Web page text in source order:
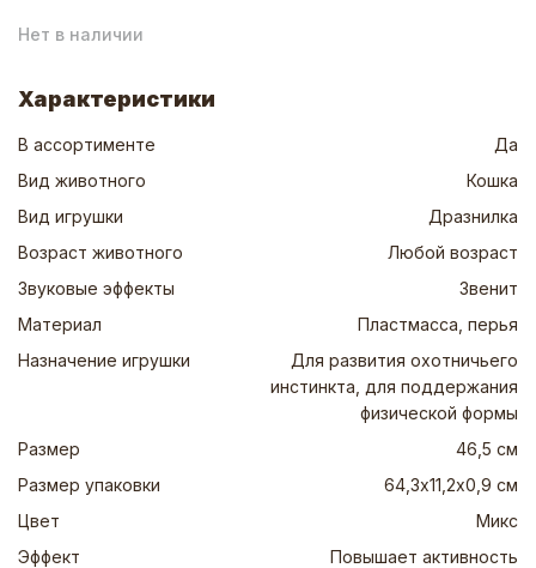
Нет в наличии
Характеристики
В ассортименте
Да
Вид животного
Кошка
Вид игрушки
Дразнилка
Возраст животного
Любой возраст
Звуковые эффекты
Звенит
Материал
Пластмасса, перья
Назначение игрушки
Для развития охотничьего
инстинкта, для поддержания
физической формы
Размер
46,5 см
Размер упаковки
64,3х11,2х0,9 см
Цвет
Микс
Эффект
Повышает активность